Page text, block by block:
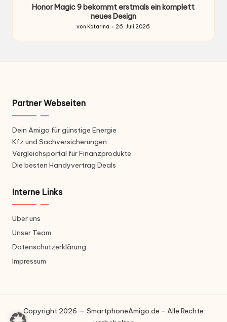
Honor Magic 9 bekommt erstmals ein komplett
neues Design
von
von Katarina 26. Juli 2026
Partner Webseiten
Dein Amigo für günstige Energie
Kfz und Sachversicherungen
Vergleichsportal für Finanzprodukte
Die besten Handyvertrag Deals
Interne Links
Über uns
Unser Team
Datenschutzerklärung
Impressum
Copyright 2026 — SmartphoneAmigo.de - Alle Rechte